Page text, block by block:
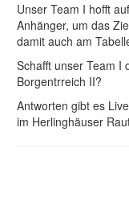
Unser Team I hofft
Anhänger, um das
damit auch am
Schafft unser Team I
Borgentrreich II?
Antworten gibt es
im Herlinghäuser